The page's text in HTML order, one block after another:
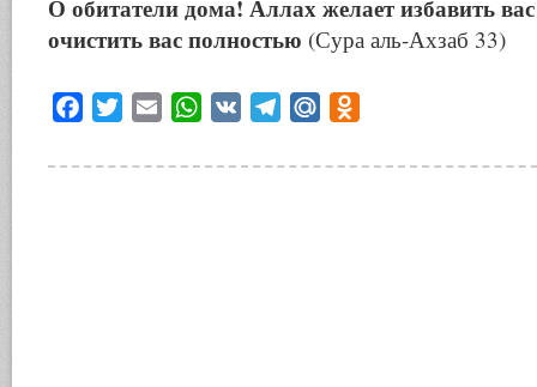
О обитатели дома! Аллах желает избавить
очистить вас полностью (Сура аль-Ахзаб 33)
Facebook
Twitter Email WhatsApp
VK TelegramMail.Ru